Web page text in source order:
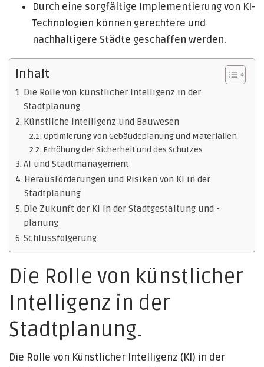
Durch eine sorgfältige Implementierung von KI-
Technologien können gerechtere und
nachhaltigere Städte geschaffen werden.
Inhalt
Die Rolle von künstlicher Intelligenz in der
Stadtplanung.
Künstliche Intelligenz und Bauwesen
Optimierung von Gebäudeplanung und Materialien
Erhöhung der Sicherheit und des Schutzes
AI und Stadtmanagement
Herausforderungen und Risiken von KI in der
Stadtplanung
Die Zukunft der KI in der Stadtgestaltung und -
planung
Schlussfolgerung
Die Rolle von künstlicher
Intelligenz in der
Stadtplanung.
Die Rolle von Künstlicher Intelligenz (KI) in der